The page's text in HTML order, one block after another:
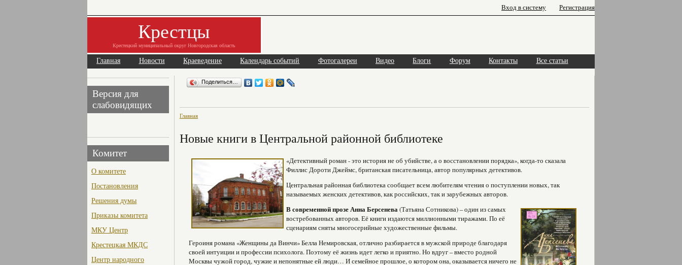
Вход в систему Регистрация
Крестцы
Крестецкий муниципальный округ Новгородская область
Главная Новости Краеведение Календарь событий Фотогалереи Видео Блоги Форум Контакты Все статьи
Версия для
слабовидящих
Комитет
О комитете
Постановления
Решения думы
Приказы комитета
МКУ Центр
Крестецкая МКДС
Центр народного
Поделиться…
Главная
Новые книги в Центральной районной библиотеке
«Детективный роман - это история не об убийстве, а о восстановлении порядка», когда-то сказала
Филлис Дороти Джеймс, британская писательница, автор популярных детективов.
Центральная районная библиотека сообщает всем любителям чтения о поступлении новых, так
называемых женских детективов, как российских, так и зарубежных авторов.
В современной прозе Анна Берсенева(Татьяна Сотникова) – один из самых
востребованных авторов. Её книги издаются миллионными тиражами. По её
сценариям сняты многосерийные художественные фильмы.
Героиня романа «Женщины да Винчи» Белла Немировская, отлично разбирается в мужской природе благодаря
своей интуиции и профессии психолога. Поэтому её жизнь идет легко и приятно. Но вдруг – вместо родной
Москвы чужой город, чужие и непонятные ей люди… И семейное прошлое, о котором она, оказывается ничего не